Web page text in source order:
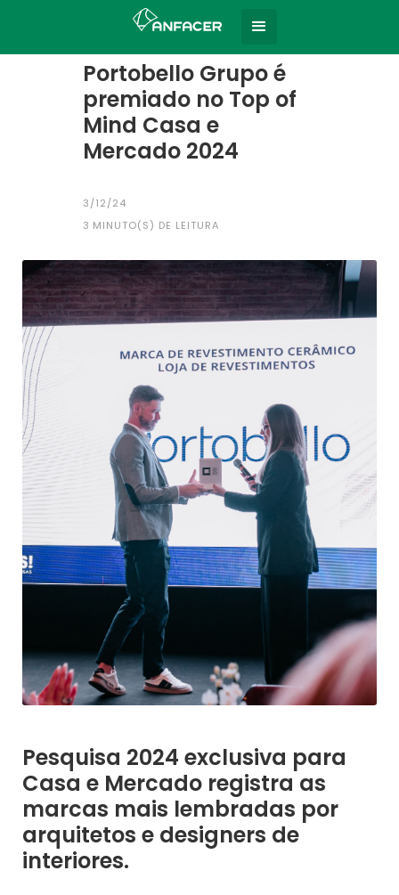
Todas as notícias
Portobello Grupo é
premiado no Top of
Mind Casa e
Mercado 2024
3/12/24
3 MINUTO(S) DE LEITURA
Pesquisa 2024 exclusiva para
Casa e Mercado registra as
marcas mais lembradas por
arquitetos e designers de
interiores.